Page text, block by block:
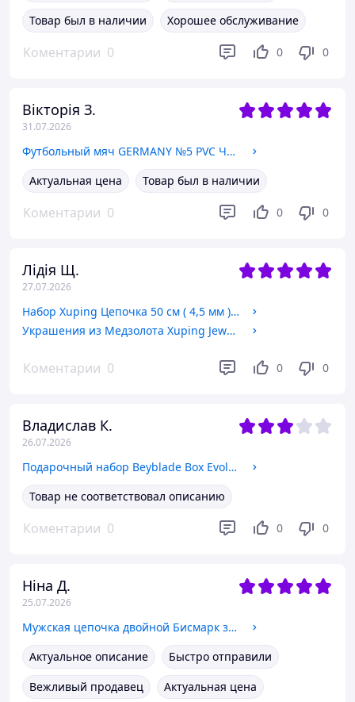
Товар был в наличии
Хорошее обслуживание
Коментарии 0 0 0
Вікторія З.
31.07.2026
Футбольный мяч GERMANY №5 PVC Черно-Красный 22562
Актуальная цена
Товар был в наличии
Коментарии 0 0 0
Лідія Щ.
27.07.2026
Набор Xuping Цепочка 50 см ( 4,5 мм ) + Ладанка 3,2 см ( 18к цвет золота 585п) 77-080
Украшения из Медзолота Xuping Jewelry
Коментарии 0 0 0
Владислав К.
26.07.2026
Подарочный набор Beyblade Box Evolution Professional 8 в 1 в кейсе с лаунчерами и пусковыми устройствами
Товар не соответствовал описанию
Коментарии 0 0 0
Ніна Д.
25.07.2026
Мужская цепочка двойной Бисмарк золото 585п 6 мм 50 60 см ювелирный сплав 60
Актуальное описание
Быстро отправили
Вежливый продавец
Актуальная цена